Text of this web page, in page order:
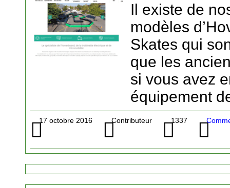
Il existe de
modèles
Skates qui
que les
si vous avez
équipement
17 octobre 2016 Contributeur 1337